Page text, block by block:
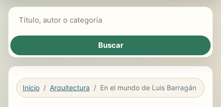
Inicio Arquitectura En el mundo de Luis Barragán